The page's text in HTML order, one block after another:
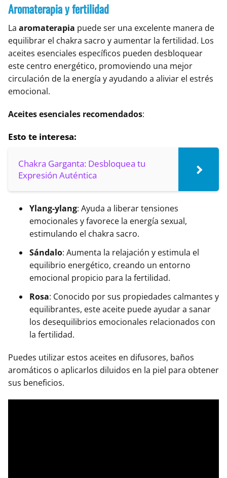
Aromaterapia y fertilidad
La aromaterapia puede ser una excelente manera de
equilibrar el chakra sacro y aumentar la fertilidad. Los
aceites esenciales específicos pueden desbloquear
este centro energético, promoviendo una mejor
circulación de la energía y ayudando a aliviar el estrés
emocional.
Aceites esenciales recomendados:
Esto te interesa:
Chakra Garganta: Desbloquea tu
Expresión Auténtica
Ylang-ylang: Ayuda a liberar tensiones
emocionales y favorece la energía sexual,
estimulando el chakra sacro.
Sándalo: Aumenta la relajación y estimula el
equilibrio energético, creando un entorno
emocional propicio para la fertilidad.
Rosa: Conocido por sus propiedades calmantes y
equilibrantes, este aceite puede ayudar a sanar
los desequilibrios emocionales relacionados con
la fertilidad.
Puedes utilizar estos aceites en difusores, baños
aromáticos o aplicarlos diluidos en la piel para obtener
sus beneficios.